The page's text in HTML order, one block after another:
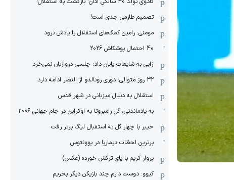
تصمیم طارمی جدی است!
مومنی: رامین کمک‌های استقلال را یادش نرود
40 احتمال پوشکاش 2026
ژابی به شایعات پایان داد: چلسی دروازبان نمی‌خرد
۳۲ روز متوالی: دوری رونالدو از النصر ادامه دارد
استقلال به دنبال میزبانی در شهر قدس
به یادماندنی، گل زامبروتا به اوکراین در جام جهانی 2006
خیبر با چهار گل به استقبال لیگ برتر رفت
برترین لحظات دیماریا در یوونتوس
پرواز کریم با پای ترکش خورده (عکس)
کیوو: دوست دارم چند بازیکن دیگر بخریم